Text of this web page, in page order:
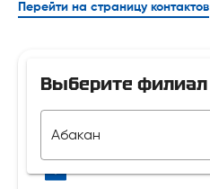
Перейти на страницу контактов
Выберите филиал
Абакан
Телефон